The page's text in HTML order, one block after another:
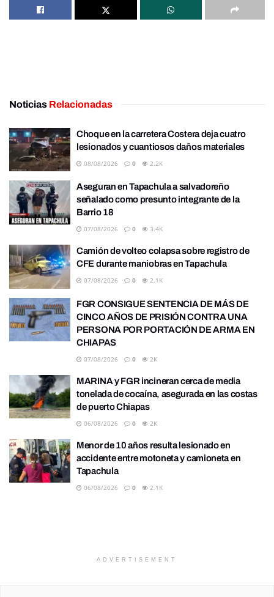
Noticias Relacionadas
Choque en la carretera Costera deja cuatro
lesionados y cuantiosos daños materiales
08/08/2026 0 2.2K
Aseguran en Tapachula a salvadoreño
señalado como presunto integrante de la
Barrio 18
07/08/2026 0 3.4K
Camión de volteo colapsa sobre registro de
CFE durante maniobras en Tapachula
07/08/2026 0 2.1K
FGR CONSIGUE SENTENCIA DE MÁS DE
CINCO AÑOS DE PRISIÓN CONTRA UNA
PERSONA POR PORTACIÓN DE ARMA EN
CHIAPAS
07/08/2026 0 2K
MARINA y FGR incineran cerca de media
tonelada de cocaína, asegurada en las costas
de puerto Chiapas
06/08/2026 0 2K
Menor de 10 años resulta lesionado en
accidente entre motoneta y camioneta en
Tapachula
06/08/2026 0 2.1K
ADVERTISEMENT